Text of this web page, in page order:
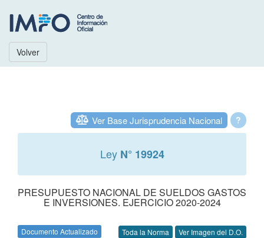
Volver
?
Ver Base Jurisprudencia Nacional
Ley N° 19924
PRESUPUESTO NACIONAL DE SUELDOS GASTOS
E INVERSIONES. EJERCICIO 2020-2024
Documento Actualizado Toda la Norma Ver Imagen del D.O.